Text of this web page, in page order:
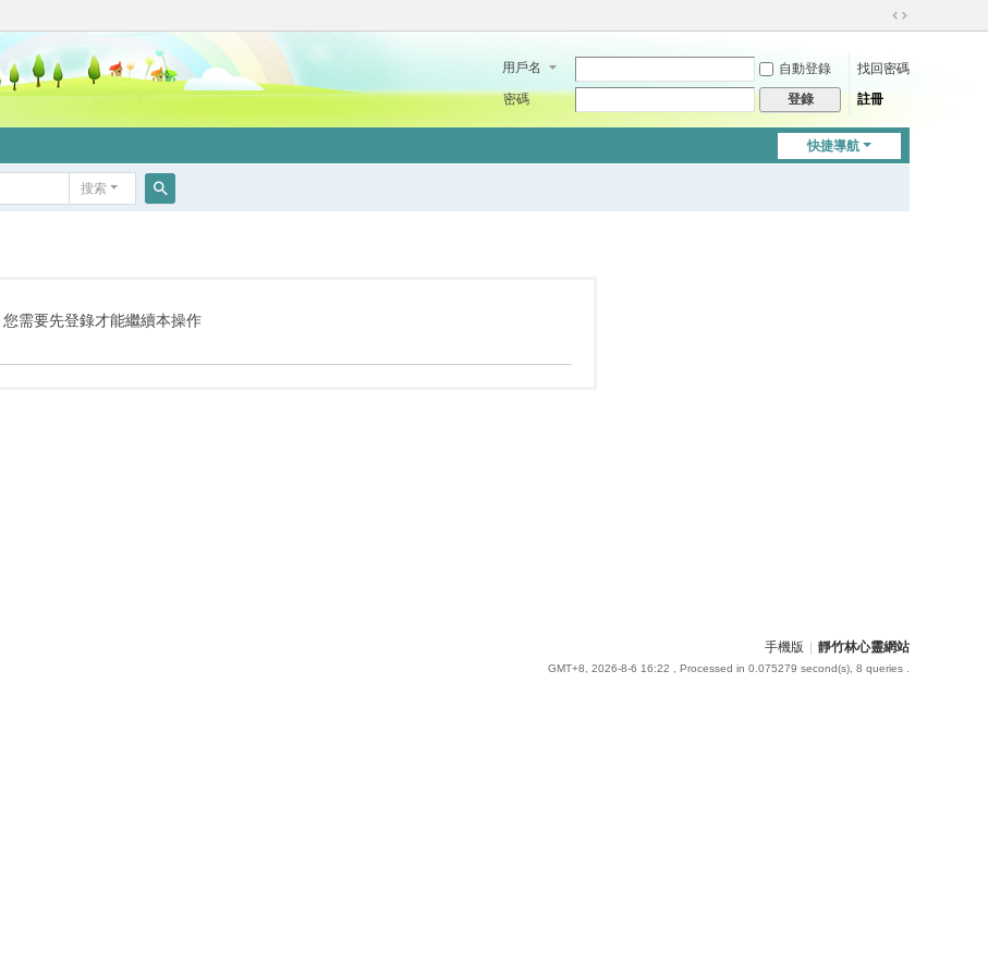
切
到
用戶名 自動登錄
找回密碼
密碼
登錄 註冊
快捷導航
搜索
您需要先登錄才能繼續本操作
手機版 靜竹林心靈網站
GMT+8, 2026-8-6 16:22 , Processed in 0.075279 second(s), 8 queries .